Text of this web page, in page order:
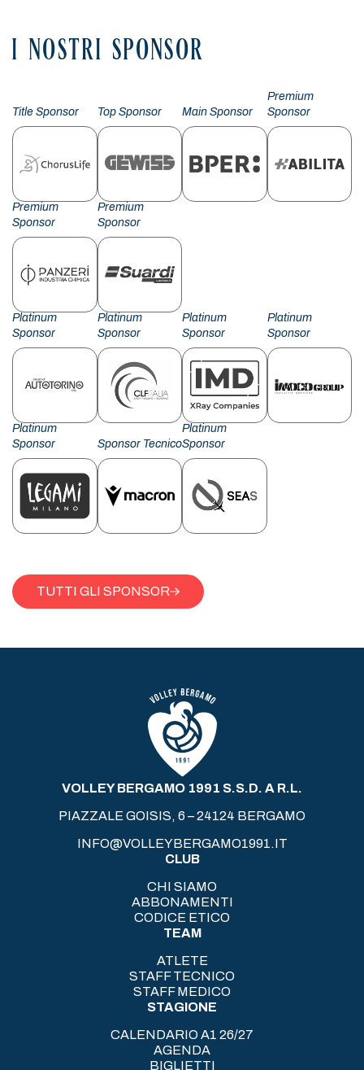
I NOSTRI SPONSOR
Title Sponsor Top Sponsor Main Sponsor
Premium
Sponsor
Premium
Sponsor
Premium
Sponsor
Platinum
Sponsor
Platinum
Sponsor
Platinum
Sponsor
Platinum
Sponsor
Platinum
Sponsor
Sponsor Tecnico
Platinum
Sponsor
TUTTI GLI SPONSOR
VOLLEY BERGAMO 1991 S.S.D. A R.L.
PIAZZALE GOISIS, 6 – 24124 BERGAMO
INFO@VOLLEYBERGAMO1991.IT
CLUB
CHI SIAMO
ABBONAMENTI
CODICE ETICO
TEAM
ATLETE
STAFF TECNICO
STAFF MEDICO
STAGIONE
CALENDARIO A1 26/27
AGENDA
BIGLIETTI